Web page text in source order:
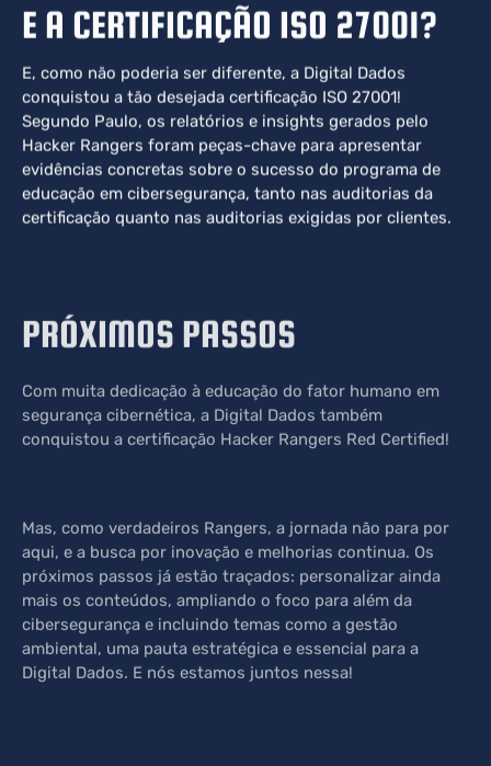
E A CERTIFICAÇÃO ISO 27001?
E, como não poderia ser diferente, a Digital Dados
conquistou a tão desejada certificação ISO 27001!
Segundo Paulo, os relatórios e insights gerados pelo
Hacker Rangers foram peças-chave para apresentar
evidências concretas sobre o sucesso do programa de
educação em cibersegurança, tanto nas auditorias da
certificação quanto nas auditorias exigidas por clientes.
PRÓXIMOS PASSOS
segurança cibernética, a Digital Dados também
conquistou a certificação Hacker Rangers Red Certified!
aqui, e a busca por inovação e melhorias continua. Os
próximos passos já estão traçados: personalizar ainda
mais os conteúdos, ampliando o foco para além da
cibersegurança e incluindo temas como a gestão
ambiental, uma pauta estratégica e essencial para a
Digital Dados. E nós estamos juntos nessa!